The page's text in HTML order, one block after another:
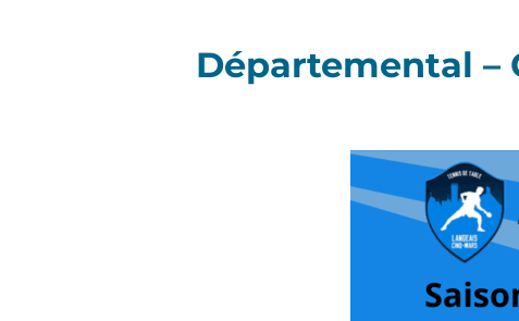
Départemental –